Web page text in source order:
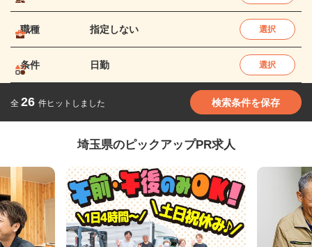
職種 指定しない 選択
条件 日勤 選択
全 26 件ヒットしました 検索条件を保存
埼玉県のピックアップPR求人